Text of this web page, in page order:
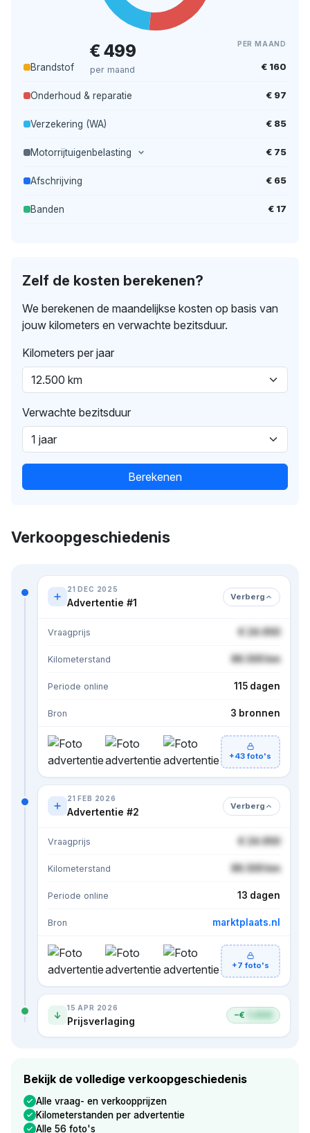
€ 499
per maand
PER MAAND
Brandstof € 160
Onderhoud & reparatie € 97
Verzekering (WA) € 85
Motorrijtuigenbelasting € 75
Afschrijving € 65
Banden € 17
Zelf de kosten berekenen?
We berekenen de maandelijkse kosten op basis van
jouw kilometers en verwachte bezitsduur.
Kilometers per jaar
Verwachte bezitsduur
Berekenen
Verkoopgeschiedenis
21 DEC 2025
Advertentie #1 Verberg
Vraagprijs € 24.950
Kilometerstand 86.500 km
Periode online 115 dagen
Bron 3 bronnen
+43 foto's
21 FEB 2026
Advertentie #2 Verberg
Vraagprijs € 24.950
Kilometerstand 86.500 km
Periode online 13 dagen
Bron marktplaats.nl
+7 foto's
15 APR 2026
Prijsverlaging −€
Bekijk de volledige verkoopgeschiedenis
Alle vraag- en verkoopprijzen
Kilometerstanden per advertentie
Alle 56 foto's